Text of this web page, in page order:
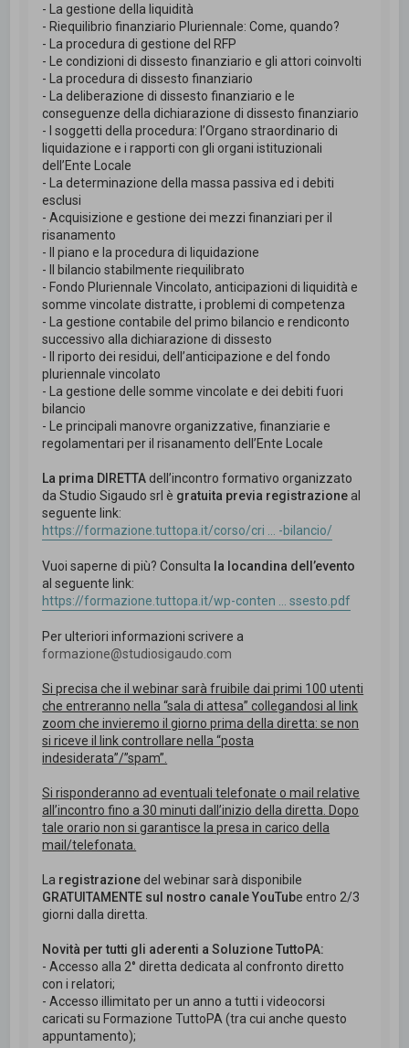
- La gestione della liquidità
- Riequilibrio finanziario Pluriennale: Come, quando?
- La procedura di gestione del RFP
- Le condizioni di dissesto finanziario e gli attori coinvolti
- La procedura di dissesto finanziario
- La deliberazione di dissesto finanziario e le
conseguenze della dichiarazione di dissesto finanziario
- I soggetti della procedura: l’Organo straordinario di
liquidazione e i rapporti con gli organi istituzionali
dell’Ente Locale
- La determinazione della massa passiva ed i debiti
esclusi
- Acquisizione e gestione dei mezzi finanziari per il
risanamento
- Il piano e la procedura di liquidazione
- Il bilancio stabilmente riequilibrato
- Fondo Pluriennale Vincolato, anticipazioni di liquidità e
somme vincolate distratte, i problemi di competenza
- La gestione contabile del primo bilancio e rendiconto
successivo alla dichiarazione di dissesto
- Il riporto dei residui, dell’anticipazione e del fondo
pluriennale vincolato
- La gestione delle somme vincolate e dei debiti fuori
bilancio
- Le principali manovre organizzative, finanziarie e
regolamentari per il risanamento dell’Ente Locale
La prima DIRETTA dell’incontro formativo organizzato
da Studio Sigaudo srl è gratuita previa registrazione al
seguente link:
https://formazione.tuttopa.it/corso/cri ... -bilancio/
Vuoi saperne di più? Consulta la locandina dell’evento
al seguente link:
https://formazione.tuttopa.it/wp-conten ... ssesto.pdf
Per ulteriori informazioni scrivere a
formazione@studiosigaudo.com
Si precisa che il webinar sarà fruibile dai primi 100 utenti
che entreranno nella “sala di attesa” collegandosi al link
zoom che invieremo il giorno prima della diretta: se non
si riceve il link controllare nella “posta
indesiderata”/”spam”.
Si risponderanno ad eventuali telefonate o mail relative
all’incontro fino a 30 minuti dall’inizio della diretta. Dopo
tale orario non si garantisce la presa in carico della
mail/telefonata.
La registrazione del webinar sarà disponibile
GRATUITAMENTE sul nostro canale YouTube entro 2/3
giorni dalla diretta.
Novità per tutti gli aderenti a Soluzione TuttoPA:
- Accesso alla 2° diretta dedicata al confronto diretto
con i relatori;
- Accesso illimitato per un anno a tutti i videocorsi
caricati su Formazione TuttoPA (tra cui anche questo
appuntamento);